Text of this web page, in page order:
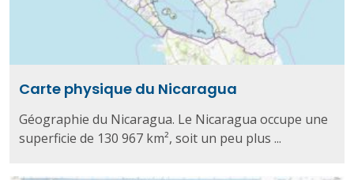
Carte physique du Nicaragua
Géographie du Nicaragua. Le Nicaragua occupe une
superficie de 130 967 km², soit un peu plus ...